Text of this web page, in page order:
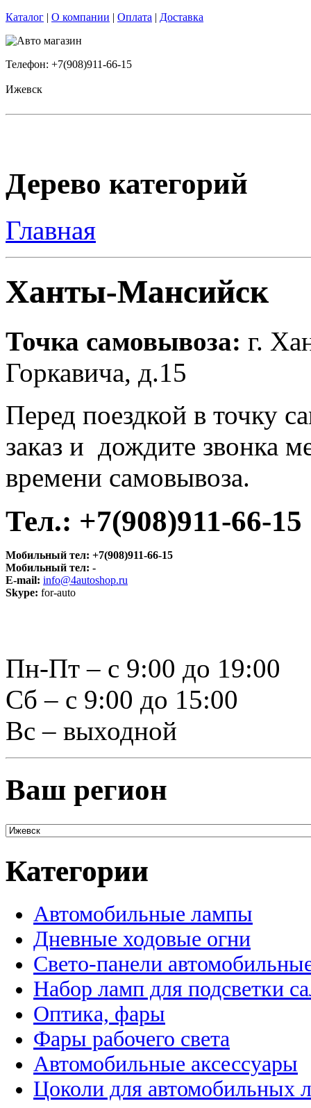
Каталог | О компании | Оплата | Доставка
Телефон: +7(908)911-66-15
Ижевск
Дерево категорий
Главная
Ханты-Мансийск
Точка самовывоза: г.
Горкавича, д.15
Перед поездкой в точку
заказ и дождите звонка
времени самовывоза.
Тел.: +7(908)911-66-15
Мобильный тел: +7(908)911-66-15
Мобильный тел: -
E-mail: info@4autoshop.ru
Skype: for-auto
Пн-Пт – с 9:00 до 19:00
Сб – с 9:00 до 15:00
Вс – выходной
Ваш регион
Категории
Автомобильные лампы
Дневные ходовые огни
Свето-панели
Набор ламп для подсветки
Оптика, фары
Фары рабочего света
Автомобильные аксессуары
Цоколи для автомобильных